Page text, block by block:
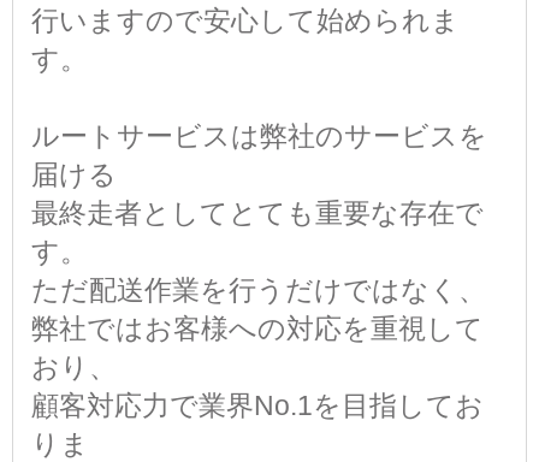
行いますので安心して始められま
す。
ルートサービスは弊社のサービスを
届ける
最終走者としてとても重要な存在で
す。
ただ配送作業を行うだけではなく、
弊社ではお客様への対応を重視して
おり、
顧客対応力で業界No.1を目指してお
りま